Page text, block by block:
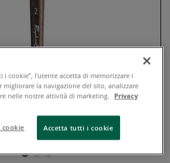
i cookie”, l'utente accetta di memorizzare i
la navigazione del sito, analizzare
nelle nostre attività di marketing.
Privacy
Accetta tutti i cookie